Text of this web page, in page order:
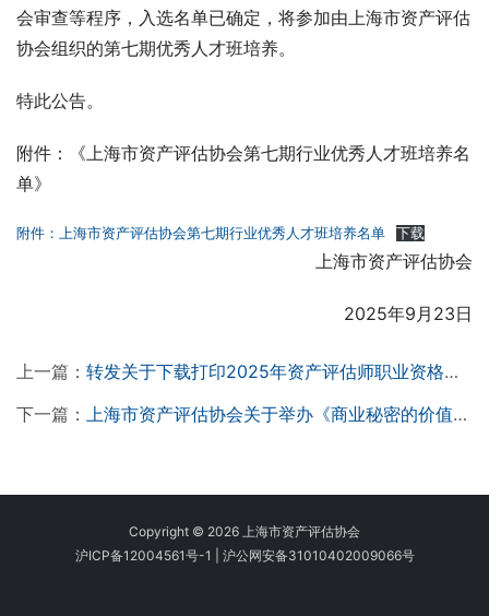
会审查等程序，入选名单已确定，将参加由上海市资产评估
协会组织的第七期优秀人才班培养。
特此公告。
附件：《上海市资产评估协会第七期行业优秀人才班培养名
单》
附件：上海市资产评估协会第七期行业优秀人才班培养名单 下载
上海市资产评估协会
2025年9月23日
上一篇： 转发关于下载打印2025年资产评估师职业资格全国统一考试准考证的公告
下一篇： 上海市资产评估协会关于举办《商业秘密的价值评估和典型案例分析》沙龙活动的通知
Copyright © 2026 上海市资产评估协会
沪ICP备12004561号-1
沪公网安备31010402009066号